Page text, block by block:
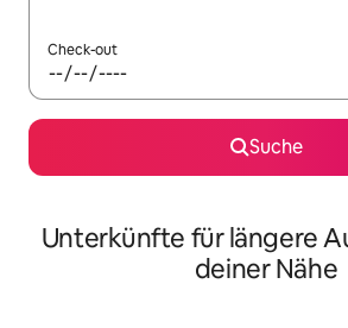
Check-out
Suche
Unterkünfte für längere
deiner Nähe